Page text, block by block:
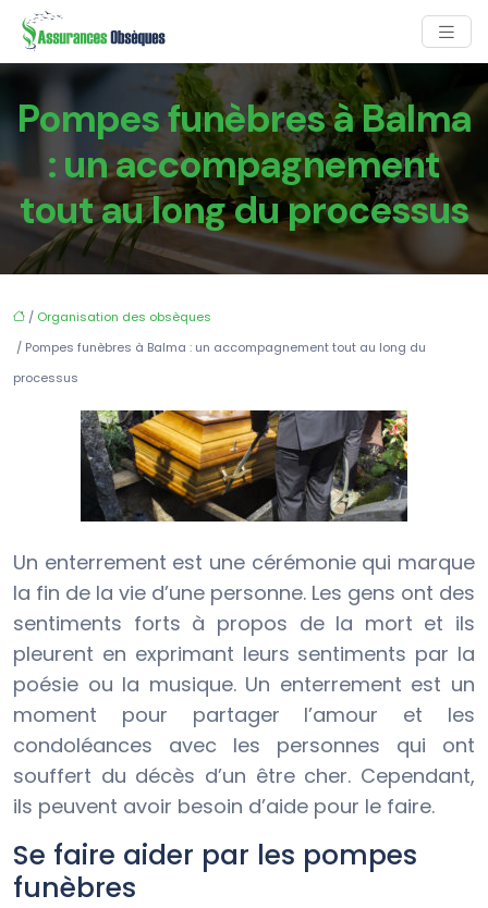
Pompes funèbres à Balma
: un accompagnement
tout au long du processus
/ Organisation des obsèques
/ Pompes funèbres à Balma : un accompagnement tout au long du
processus
Un enterrement est une cérémonie qui marque
la fin de la vie d’une personne. Les gens ont des
sentiments forts à propos de la mort et ils
pleurent en exprimant leurs sentiments par la
poésie ou la musique. Un enterrement est un
moment pour partager l’amour et les
condoléances avec les personnes qui ont
souffert du décès d’un être cher. Cependant,
ils peuvent avoir besoin d’aide pour le faire.
Se faire aider par les pompes
funèbres